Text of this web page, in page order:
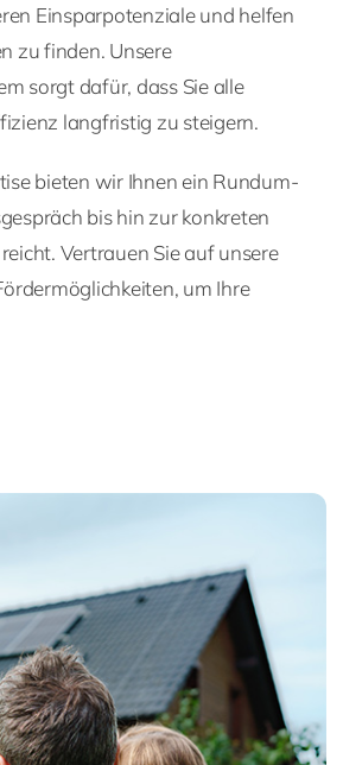
Einsparpotenziale und helfen
zu finden. Unsere
sorgt dafür, dass Sie alle
langfristig zu steigern.
bieten wir Ihnen ein Rundum-
bis hin zur konkreten
Vertrauen Sie auf unsere
um Ihre